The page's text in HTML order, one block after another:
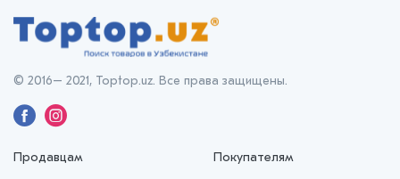
Продавцам Покупателям
© 2016– 2021, Toptop.uz. Все права защищены.